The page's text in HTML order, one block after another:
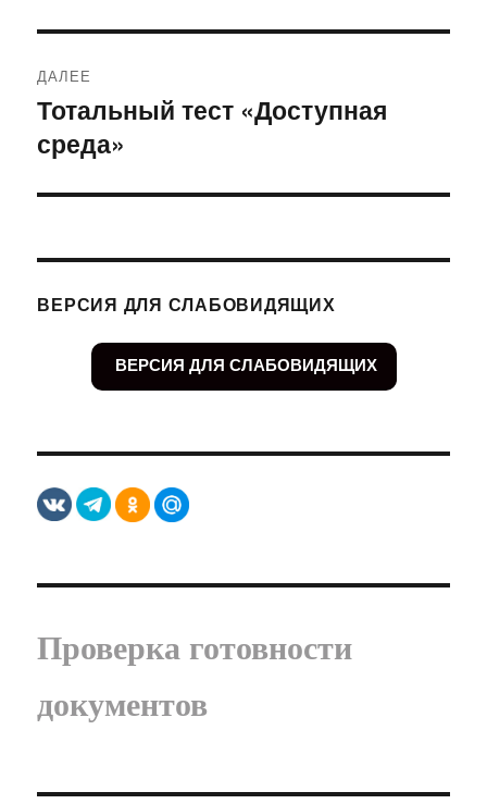
ДАЛЕЕ
Следующая
запись:
Тотальный тест «Доступная
среда»
ВЕРСИЯ ДЛЯ СЛАБОВИДЯЩИХ
ВЕРСИЯ ДЛЯ СЛАБОВИДЯЩИХ
Проверка готовности
документов